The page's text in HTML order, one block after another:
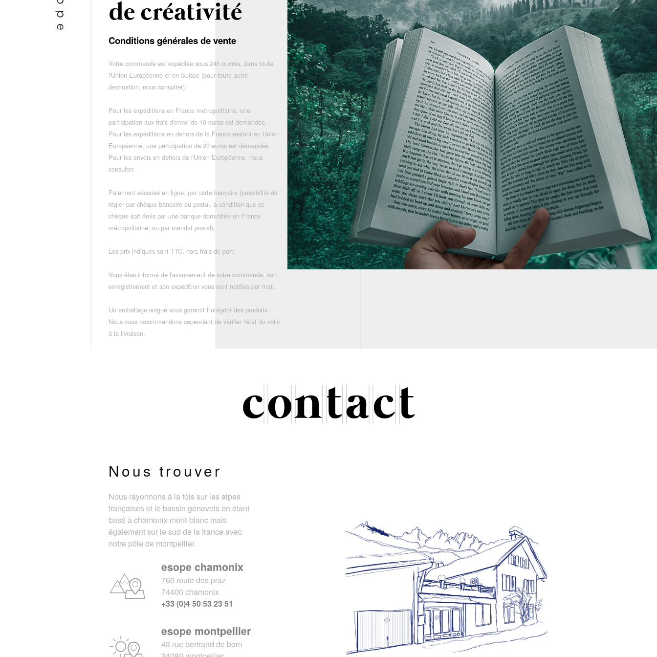
Conditions générales de vente
Votre commande est expédiée sous 24h ouvrés, dans toute
l'Union Européenne et en Suisse (pour toute autre
destination, nous consulter),
Pour les expéditions en France métropolitaine, une
participation aux frais d'envoi de 10 euros est demandée.
Pour les expéditions en dehors de la France restant en Union
Européenne, une participation de 20 euros est demandée.
Pour les envois en dehors de l'Union Européenne, nous
consulter.
Paiement sécurisé en ligne, par carte bancaire (possibilité de
régler par chèque bancaire ou postal, à condition que ce
chèque soit émis par une banque domiciliée en France
métropolitaine, ou par mandat postal),
Les prix indiqués sont TTC, hors frais de port,
Vous êtes informé de l'avancement de votre commande: son
enregistrement et son expédition vous sont notifiés par mail.
Un emballage soigné vous garantit l'intégrité des produits.
Nous vous recommandons cependant de vérifier l'état du colis
à la livraison.
Nous trouver
Nous rayonnons à la fois sur les alpes
françaises et le bassin genevois en étant
basé à chamonix mont-blanc mais
également sur le sud de la france avec
notre pôle de montpellier.
esope chamonix
760 route des praz
74400 chamonix
+33 (0)4 50 53 23 51
esope montpellier
43 rue bertrand de born